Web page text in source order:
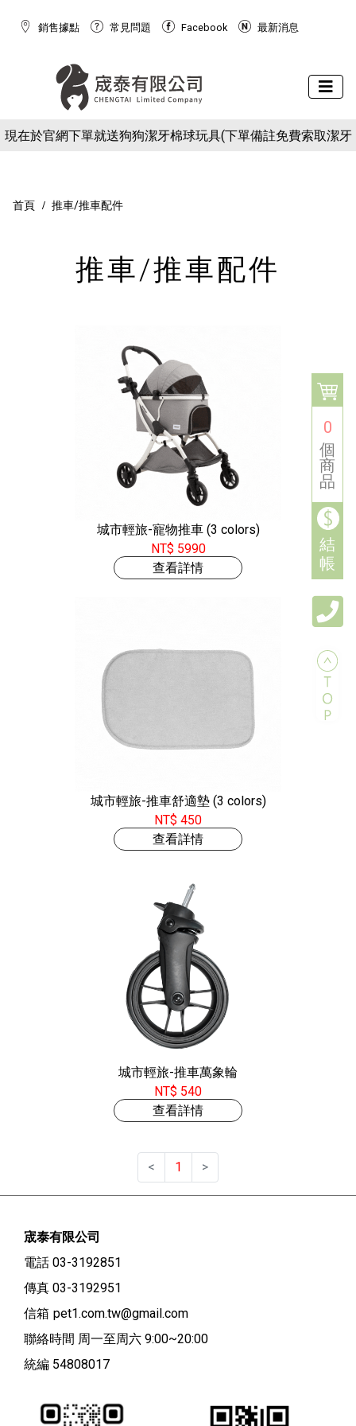
0
個
商
品
結
帳
銷售據點 常見問題 Facebook 最新消息
博覽會
現在於官網下單就送狗狗潔牙棉球玩具(下單備註免費索取潔牙
首頁 推車/推車配件
推車/推車配件
城市輕旅-寵物推車 (3 colors)
NT$ 5990
查看詳情
城市輕旅-推車舒適墊 (3 colors)
NT$ 450
查看詳情
城市輕旅-推車萬象輪
NT$ 540
查看詳情
< 1 >
宬泰有限公司
電話 03-3192851
傳真 03-3192951
信箱 pet1.com.tw@gmail.com
聯絡時間 周一至周六 9:00~20:00
統編 54808017